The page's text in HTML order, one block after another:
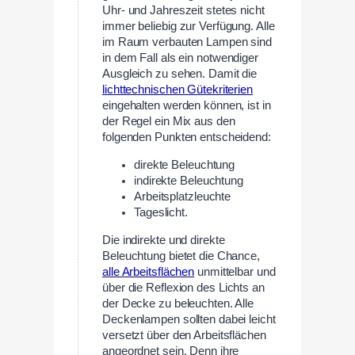
Uhr- und Jahreszeit stetes nicht
immer beliebig zur Verfügung. Alle
im Raum verbauten Lampen sind
in dem Fall als ein notwendiger
Ausgleich zu sehen. Damit die
lichttechnischen Gütekriterien
eingehalten werden können, ist in
der Regel ein Mix aus den
folgenden Punkten entscheidend:
direkte Beleuchtung
indirekte Beleuchtung
Arbeitsplatzleuchte
Tageslicht.
Die indirekte und direkte
Beleuchtung bietet die Chance,
alle Arbeitsflächen unmittelbar und
über die Reflexion des Lichts an
der Decke zu beleuchten. Alle
Deckenlampen sollten dabei leicht
versetzt über den Arbeitsflächen
angeordnet sein. Denn ihre